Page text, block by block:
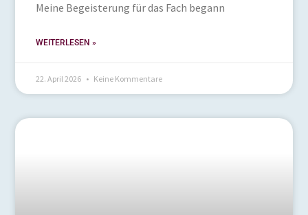
Meine Begeisterung für das Fach begann
WEITERLESEN »
22. April 2026 Keine Kommentare